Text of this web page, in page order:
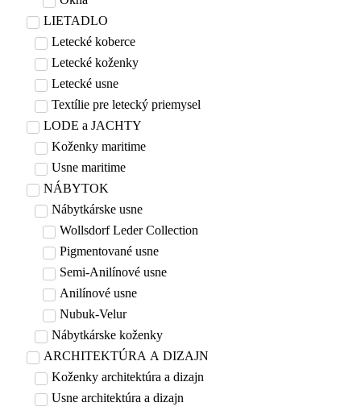
LIETADLO
Letecké koberce
Letecké koženky
Letecké usne
Textílie pre letecký priemysel
LODE a JACHTY
Koženky maritime
Usne maritime
NÁBYTOK
Nábytkárske usne
Wollsdorf Leder Collection
Pigmentované usne
Semi-Anilínové usne
Anilínové usne
Nubuk-Velur
Nábytkárske koženky
ARCHITEKTÚRA A DIZAJN
Koženky architektúra a dizajn
Usne architektúra a dizajn